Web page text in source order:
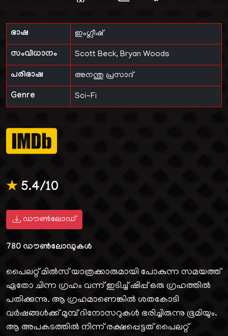
ഭാഷ ഇംഗ്ലീഷ്
സംവിധാനം Scott Beck, Bryan Woods
പരിഭാഷ അനന്തു പ്രസാദ്
Genre Sci-Fi
★5.4/10
ഡൗൺലോഡ്
780 ഡൗൺലോഡുകൾ
പൈലറ്റ് മിൽസ് യാത്രക്കാരുമായി പോകുന്ന സമയത്ത്
ഏതോ ചിന്ന ഗ്രഹം വന്ന് ഇടിച്ച് ഷിപ്പ് ഒരു ഗ്രഹത്തിൽ
പതിക്കുന്നു. ആ ഗ്രഹമാണെങ്കിൽ ശതകോടി
വർഷങ്ങൾക്ക് മുമ്പ് ദിനോസറുകൾ ഭരിച്ചിരുന്നു ഭൂമിയും.
ആ അപകടത്തിൽ നിന്ന് രക്ഷപ്പെട്ടത് പൈലറ്റ്